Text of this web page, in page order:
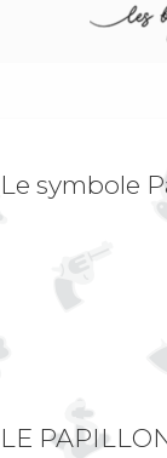
Le symbole
LE